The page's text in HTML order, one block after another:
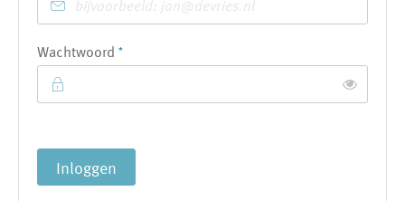
Wachtwoord *
Inloggen